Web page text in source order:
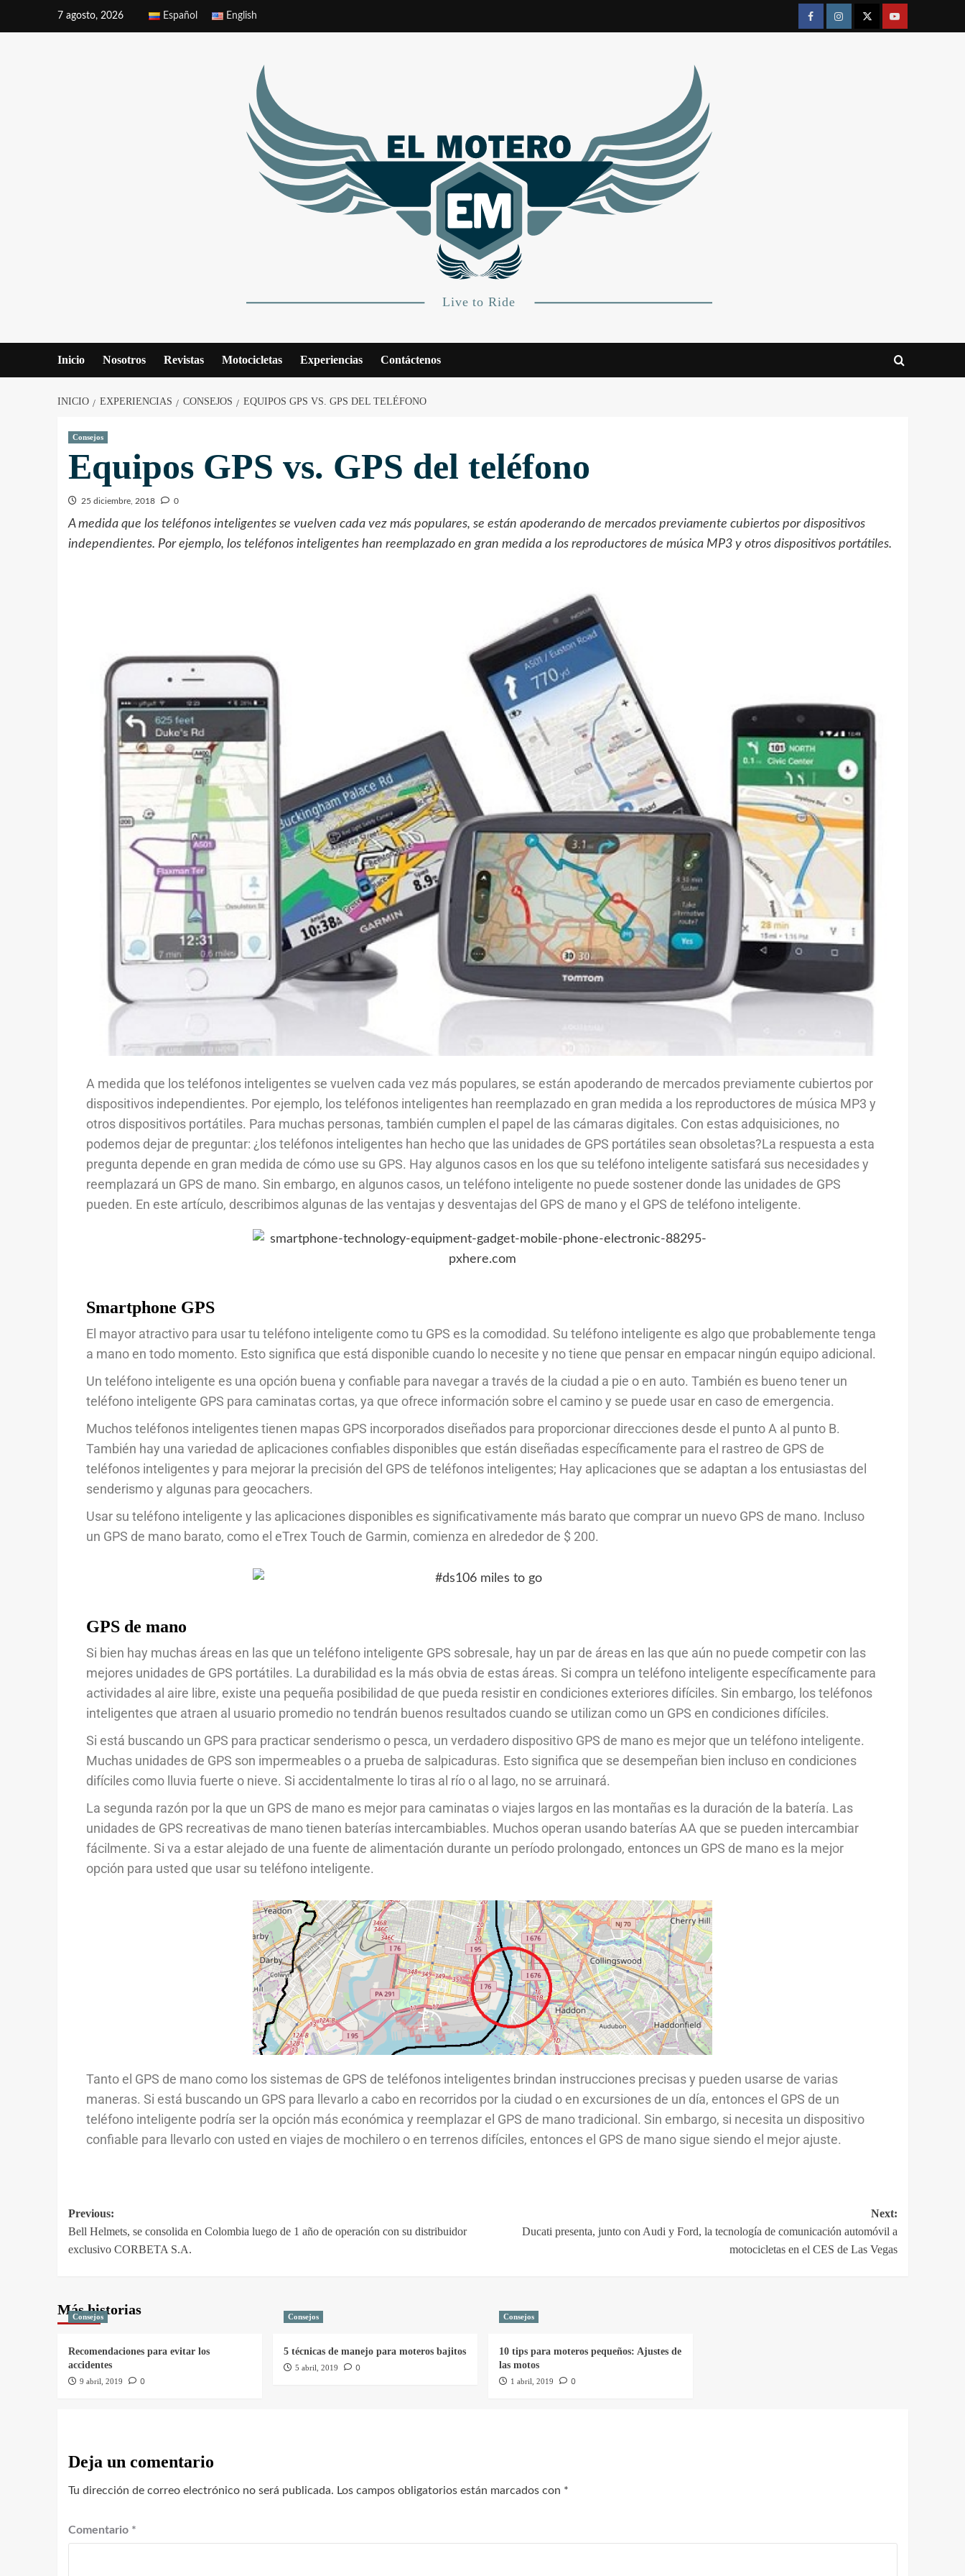
7 agosto, 2026 Español English
Inicio Nosotros Revistas Motocicletas Experiencias Contáctenos
INICIO EXPERIENCIAS CONSEJOS EQUIPOS GPS VS. GPS DEL TELÉFONO
Consejos
Equipos GPS vs. GPS del teléfono
25 diciembre, 2018 0
A medida que los teléfonos inteligentes se vuelven cada vez más populares, se están apoderando de mercados previamente cubiertos por dispositivos
independientes. Por ejemplo, los teléfonos inteligentes han reemplazado en gran medida a los reproductores de música MP3 y otros dispositivos portátiles.
A medida que los teléfonos inteligentes se vuelven cada vez más populares, se están apoderando de mercados previamente cubiertos por
dispositivos independientes. Por ejemplo, los teléfonos inteligentes han reemplazado en gran medida a los reproductores de música MP3 y
otros dispositivos portátiles. Para muchas personas, también cumplen el papel de las cámaras digitales. Con estas adquisiciones, no
podemos dejar de preguntar: ¿los teléfonos inteligentes han hecho que las unidades de GPS portátiles sean obsoletas?La respuesta a esta
pregunta depende en gran medida de cómo use su GPS. Hay algunos casos en los que su teléfono inteligente satisfará sus necesidades y
reemplazará un GPS de mano. Sin embargo, en algunos casos, un teléfono inteligente no puede sostener donde las unidades de GPS
pueden. En este artículo, describimos algunas de las ventajas y desventajas del GPS de mano y el GPS de teléfono inteligente.
Smartphone GPS
El mayor atractivo para usar tu teléfono inteligente como tu GPS es la comodidad. Su teléfono inteligente es algo que probablemente tenga
a mano en todo momento. Esto significa que está disponible cuando lo necesite y no tiene que pensar en empacar ningún equipo adicional.
Un teléfono inteligente es una opción buena y confiable para navegar a través de la ciudad a pie o en auto. También es bueno tener un
teléfono inteligente GPS para caminatas cortas, ya que ofrece información sobre el camino y se puede usar en caso de emergencia.
Muchos teléfonos inteligentes tienen mapas GPS incorporados diseñados para proporcionar direcciones desde el punto A al punto B.
También hay una variedad de aplicaciones confiables disponibles que están diseñadas específicamente para el rastreo de GPS de
teléfonos inteligentes y para mejorar la precisión del GPS de teléfonos inteligentes; Hay aplicaciones que se adaptan a los entusiastas del
senderismo y algunas para geocachers.
Usar su teléfono inteligente y las aplicaciones disponibles es significativamente más barato que comprar un nuevo GPS de mano. Incluso
un GPS de mano barato, como el eTrex Touch de Garmin, comienza en alrededor de $ 200.
GPS de mano
Si bien hay muchas áreas en las que un teléfono inteligente GPS sobresale, hay un par de áreas en las que aún no puede competir con las
mejores unidades de GPS portátiles. La durabilidad es la más obvia de estas áreas. Si compra un teléfono inteligente específicamente para
actividades al aire libre, existe una pequeña posibilidad de que pueda resistir en condiciones exteriores difíciles. Sin embargo, los teléfonos
inteligentes que atraen al usuario promedio no tendrán buenos resultados cuando se utilizan como un GPS en condiciones difíciles.
Si está buscando un GPS para practicar senderismo o pesca, un verdadero dispositivo GPS de mano es mejor que un teléfono inteligente.
Muchas unidades de GPS son impermeables o a prueba de salpicaduras. Esto significa que se desempeñan bien incluso en condiciones
difíciles como lluvia fuerte o nieve. Si accidentalmente lo tiras al río o al lago, no se arruinará.
La segunda razón por la que un GPS de mano es mejor para caminatas o viajes largos en las montañas es la duración de la batería. Las
unidades de GPS recreativas de mano tienen baterías intercambiables. Muchos operan usando baterías AA que se pueden intercambiar
fácilmente. Si va a estar alejado de una fuente de alimentación durante un período prolongado, entonces un GPS de mano es la mejor
opción para usted que usar su teléfono inteligente.
Tanto el GPS de mano como los sistemas de GPS de teléfonos inteligentes brindan instrucciones precisas y pueden usarse de varias
maneras. Si está buscando un GPS para llevarlo a cabo en recorridos por la ciudad o en excursiones de un día, entonces el GPS de un
teléfono inteligente podría ser la opción más económica y reemplazar el GPS de mano tradicional. Sin embargo, si necesita un dispositivo
confiable para llevarlo con usted en viajes de mochilero o en terrenos difíciles, entonces el GPS de mano sigue siendo el mejor ajuste.
Previous:
Bell Helmets, se consolida en Colombia luego de 1 año de operación con su distribuidor
exclusivo CORBETA S.A.
Next:
Ducati presenta, junto con Audi y Ford, la tecnología de comunicación automóvil a
motocicletas en el CES de Las Vegas
Más historias
Consejos
Recomendaciones para evitar los
accidentes
9 abril, 2019 0
Consejos
5 técnicas de manejo para moteros bajitos
5 abril, 2019 0
Consejos
10 tips para moteros pequeños: Ajustes de
las motos
1 abril, 2019 0
Deja un comentario
Tu dirección de correo electrónico no será publicada. Los campos obligatorios están marcados con *
Comentario *